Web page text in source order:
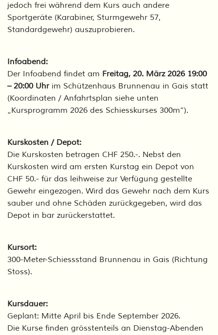
jedoch frei während dem Kurs auch andere
Sportgeräte (Karabiner, Sturmgewehr 57,
Standardgewehr) auszuprobieren.
Infoabend:
Der Infoabend findet am Freitag, 20. März 2026 19:00
– 20:00 Uhrim Schützenhaus Brunnenau in Gais statt
(Koordinaten / Anfahrtsplan siehe unten
„Kursprogramm 2026 des Schiesskurses 300m“).
Kurskosten / Depot:
Die Kurskosten betragen CHF 250.-. Nebst den
Kurskosten wird am ersten Kurstag ein Depot von
CHF 50.- für das leihweise zur Verfügung gestellte
Gewehr eingezogen. Wird das Gewehr nach dem Kurs
sauber und ohne Schäden zurückgegeben, wird das
Depot in bar zurückerstattet.
Kursort:
300-Meter-Schiessstand Brunnenau in Gais (Richtung
Stoss).
Kursdauer:
Geplant: Mitte April bis Ende September 2026.
Die Kurse finden grösstenteils an Dienstag-Abenden